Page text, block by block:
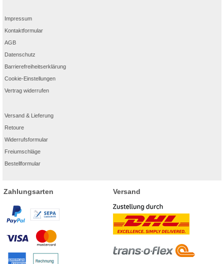
Impressum
Kontaktformular
AGB
Datenschutz
Barrierefreiheitserklärung
Cookie-Einstellungen
Vertrag widerrufen
Versand & Lieferung
Retoure
Widerrufsformular
Freiumschläge
Bestellformular
Zahlungsarten Versand